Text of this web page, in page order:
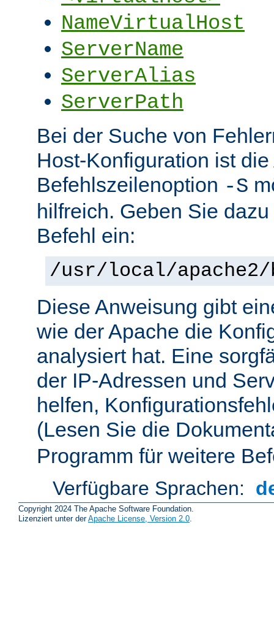
NameVirtualHost
ServerName
ServerAlias
ServerPath
Bei der Suche von
Host-Konfiguration ist
Befehlszeilenoption -S
hilfreich. Geben Sie
Befehl ein:
/usr/local/
Diese Anweisung gibt
wie der Apache die
analysiert hat. Eine
der IP-Adressen und
helfen,
(Lesen Sie die
Programm für weitere
Verfügbare Sprachen:
Copyright 2024 The Apache Software Foundation.
Lizenziert unter derApache License, Version 2.0.